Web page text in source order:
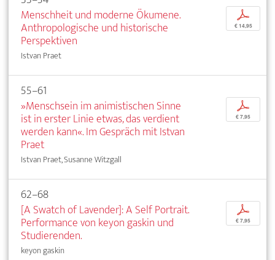
Menschheit und moderne Ökumene.
Anthropologische und historische
Perspektiven
Istvan Praet
p
€ 14,95
55–61
»Menschsein im animistischen Sinne
ist in erster Linie etwas, das verdient
werden kann«. Im Gespräch mit Istvan
Praet
Istvan Praet, Susanne Witzgall
p
€ 7,95
62–68
[A Swatch of Lavender]: A Self Portrait.
Performance von keyon gaskin und
Studierenden.
keyon gaskin
p
€ 7,95